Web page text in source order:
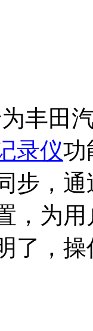
丰田
录仪功
步，通
，为
了，